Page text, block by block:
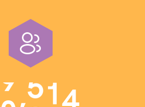
0,000
6
7
8